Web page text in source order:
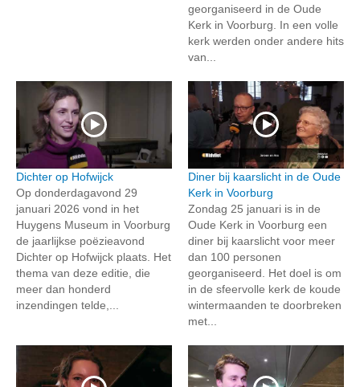
georganiseerd in de Oude
Kerk in Voorburg. In een volle
kerk werden onder andere hits
van...
Dichter op Hofwijck
Op donderdagavond 29
januari 2026 vond in het
Huygens Museum in Voorburg
de jaarlijkse poëzieavond
Dichter op Hofwijck plaats. Het
thema van deze editie, die
meer dan honderd
inzendingen telde,...
Diner bij kaarslicht in de Oude
Kerk in Voorburg
Zondag 25 januari is in de
Oude Kerk in Voorburg een
diner bij kaarslicht voor meer
dan 100 personen
georganiseerd. Het doel is om
in de sfeervolle kerk de koude
wintermaanden te doorbreken
met...